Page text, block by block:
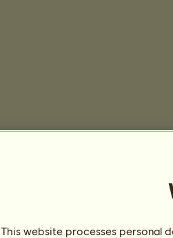
This website processes personal